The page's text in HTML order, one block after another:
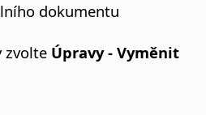
dokumentu
zvolte Úpravy - Vyměnit